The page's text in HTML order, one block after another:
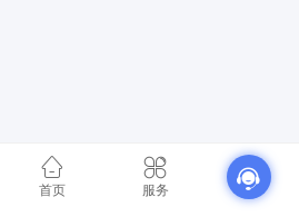
首页 服务